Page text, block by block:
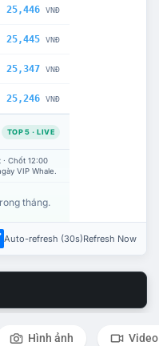
25,446 VNĐ
25,445 VNĐ
25,347 VNĐ
25,246 VNĐ
TOP 5 · LIVE
Chốt 12:00
VIP Whale.
tháng.
Auto-refresh (30s)Refresh Now
Hình ảnh Video